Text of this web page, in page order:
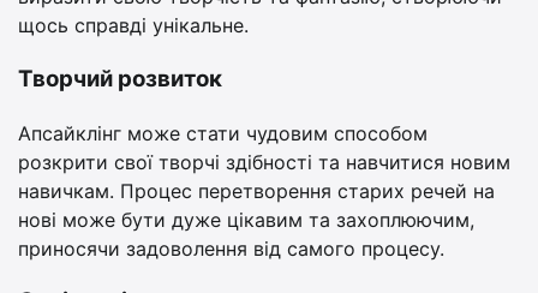
щось справді унікальне.
Творчий розвиток
Апсайклінг може стати чудовим способом
розкрити свої творчі здібності та навчитися новим
навичкам. Процес перетворення старих речей на
нові може бути дуже цікавим та захоплюючим,
приносячи задоволення від самого процесу.